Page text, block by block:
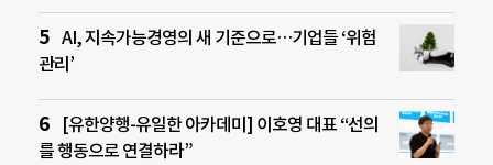
AI, 지속가능경영의 새 기준으로…기업들 ‘위험
관리’
[유한양행-유일한 아카데미] 이호영 대표 “선의
를 행동으로 연결하라”